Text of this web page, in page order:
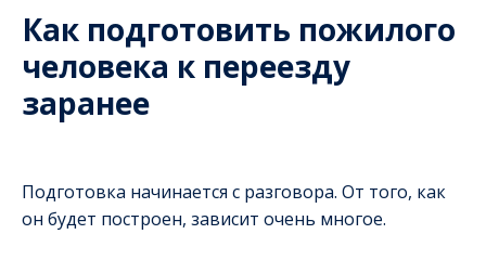
Как подготовить пожилого
человека к переезду
заранее
Подготовка начинается с разговора. От того, как
он будет построен, зависит очень многое.